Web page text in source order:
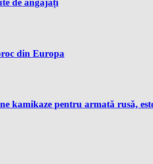
de angajați
din Europa
pentru armată rusă,